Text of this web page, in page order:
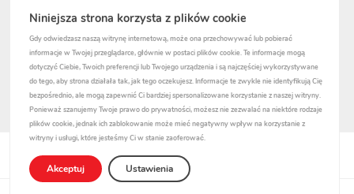
Polityka prywatności
Niniejsza strona korzysta z plików cookie
Gdy odwiedzasz naszą witrynę internetową, może ona przechowywać lub pobierać
informacje w Twojej przeglądarce, głównie w postaci plików cookie. Te informacje mogą
dotyczyć Ciebie, Twoich preferencji lub Twojego urządzenia i są najczęściej wykorzystywane
do tego, aby strona działała tak, jak tego oczekujesz. Informacje te zwykle nie identyfikują Cię
bezpośrednio, ale mogą zapewnić Ci bardziej spersonalizowane korzystanie z naszej witryny.
Ponieważ szanujemy Twoje prawo do prywatności, możesz nie zezwalać na niektóre rodzaje
plików cookie, jednak ich zablokowanie może mieć negatywny wpływ na korzystanie z
witryny i usługi, które jesteśmy Ci w stanie zaoferować.
Akceptuj Ustawienia